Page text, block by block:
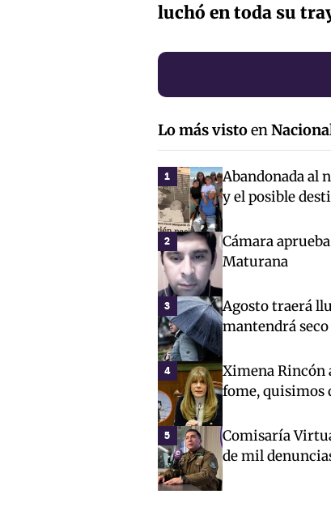
luchó en toda su
Lo más vistoen
1
Abandonada al
y el posible
2
Cámara
Maturana
3
Agosto traerá
mantendrá seco
4
Ximena Rincón
fome, quisimos
5
Comisaría
de mil